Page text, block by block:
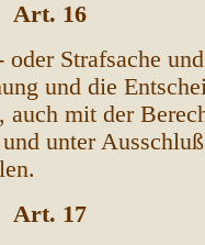
Art. 16
Strafsache
und die
auch mit der
unter
Art. 17